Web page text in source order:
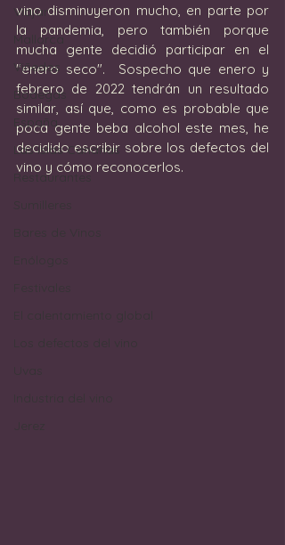
Viajar
Mallorca
Viñedos
Bodegas
España
Las Islas Canarias
Restaurantes
vino disminuyeron mucho, en parte por
la pandemia, pero también porque
mucha gente decidió participar en el
"enero seco".  Sospecho que enero y
febrero de 2022 tendrán un resultado
similar, así que, como es probable que
poca gente beba alcohol este mes, he
decidido escribir sobre los defectos del
vino y cómo reconocerlos.